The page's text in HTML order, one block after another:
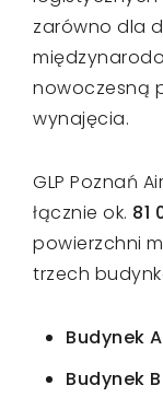
zarówno dla
nowoczesną
wynajęcia.
GLP Poznań
łącznie ok. 81
powierzchni
trzech
Budynek
Budynek